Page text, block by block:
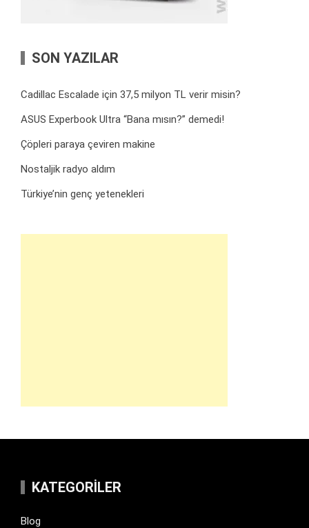
SON YAZILAR
Cadillac Escalade için 37,5 milyon TL verir misin?
ASUS Experbook Ultra “Bana mısın?” demedi!
Çöpleri paraya çeviren makine
Nostaljik radyo aldım
Türkiye’nin genç yetenekleri
KATEGORILER
Blog